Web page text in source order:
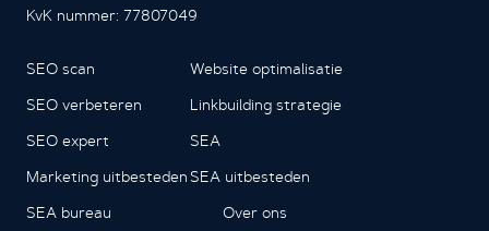
KvK nummer: 77807049
SEO scan
SEO verbeteren
SEO expert
Marketing uitbesteden
Website optimalisatie
Linkbuilding strategie
SEA
SEA uitbesteden
SEA bureau
Over ons